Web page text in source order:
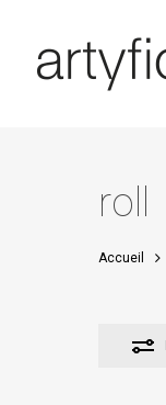
content
roll
Accueil